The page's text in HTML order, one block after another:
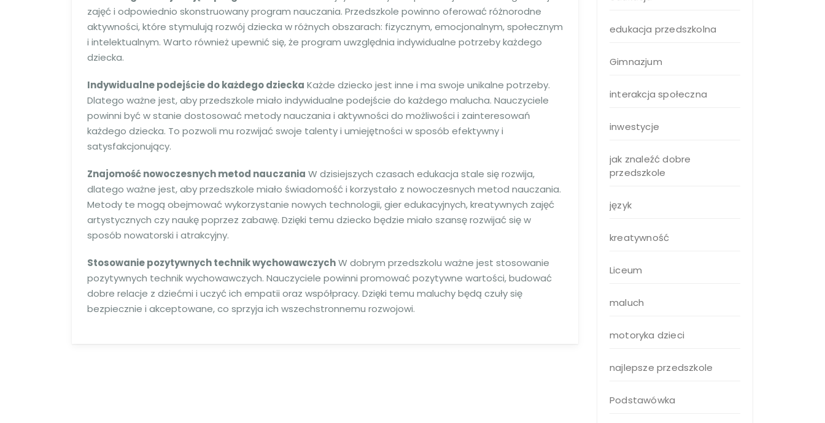
zajęć i odpowiednio skonstruowany program nauczania. Przedszkole powinno oferować różnorodne
aktywności, które stymulują rozwój dziecka w różnych obszarach: fizycznym, emocjonalnym, społecznym
i intelektualnym. Warto również upewnić się, że program uwzględnia indywidualne potrzeby każdego
dziecka.
Indywidualne podejście do każdego dziecka Każde dziecko jest inne i ma swoje unikalne potrzeby.
Dlatego ważne jest, aby przedszkole miało indywidualne podejście do każdego malucha. Nauczyciele
powinni być w stanie dostosować metody nauczania i aktywności do możliwości i zainteresowań
każdego dziecka. To pozwoli mu rozwijać swoje talenty i umiejętności w sposób efektywny i
satysfakcjonujący.
Znajomość nowoczesnych metod nauczania W dzisiejszych czasach edukacja stale się rozwija,
dlatego ważne jest, aby przedszkole miało świadomość i korzystało z nowoczesnych metod nauczania.
Metody te mogą obejmować wykorzystanie nowych technologii, gier edukacyjnych, kreatywnych zajęć
artystycznych czy naukę poprzez zabawę. Dzięki temu dziecko będzie miało szansę rozwijać się w
sposób nowatorski i atrakcyjny.
Stosowanie pozytywnych technik wychowawczychW dobrym przedszkolu ważne jest stosowanie
pozytywnych technik wychowawczych. Nauczyciele powinni promować pozytywne wartości, budować
dobre relacje z dziećmi i uczyć ich empatii oraz współpracy. Dzięki temu maluchy będą czuły się
bezpiecznie i akceptowane, co sprzyja ich wszechstronnemu rozwojowi.
edukacja przedszkolna
Gimnazjum
interakcja społeczna
inwestycje
jak znaleźć dobre
przedszkole
język
kreatywność
Liceum
maluch
motoryka dzieci
najlepsze przedszkole
Podstawówka